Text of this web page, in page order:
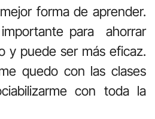
forma de aprender.
para ahorrar
y puede ser más eficaz.
quedo con las clases
con toda la